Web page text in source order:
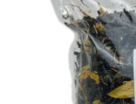
зображень